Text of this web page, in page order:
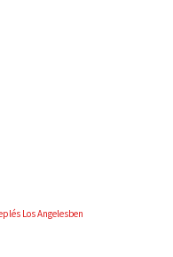
Los Angelesben